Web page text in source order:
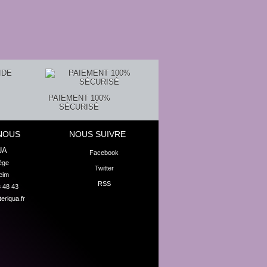
PAIEMENT 100%
SÉCURISÉ
48 43
NOUS SUIVRE
Facebook
Twitter
RSS